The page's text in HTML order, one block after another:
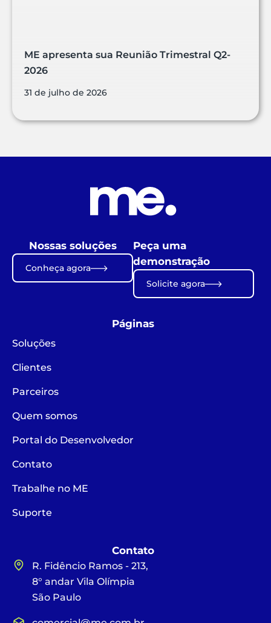
ME apresenta sua Reunião Trimestral Q2-
2026
31 de julho de 2026
Nossas soluções
Conheça agora
Peça uma
demonstração
Solicite agora
Páginas
Soluções
Clientes
Parceiros
Quem somos
Portal do Desenvolvedor
Contato
Trabalhe no ME
Suporte
Contato
R. Fidêncio Ramos - 213,
8° andar Vila Olímpia
São Paulo